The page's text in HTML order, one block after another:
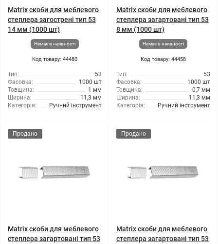
Matrix скоби для меблевого
степлера загострені тип 53
14 мм (1000 шт)
Немає в наявності
Код товару: 44480
Тип:
53
Фасовка:
1000 шт
Товщина:
1 мм
Ширина:
11,3 мм
Категорія:
Ручний інструмент
Matrix скоби для меблевого
степлера загартовані тип 53
8 мм (1000 шт)
Немає в наявності
Код товару: 44458
Тип:
53
Фасовка:
1000 шт
Товщина:
0,7 мм
Ширина:
11,3 мм
Категорія:
Ручний інструмент
Продано
Matrix скоби для меблевого
степлера загартовані тип 53
Продано
Matrix скоби для меблевого
степлера загартовані тип 53